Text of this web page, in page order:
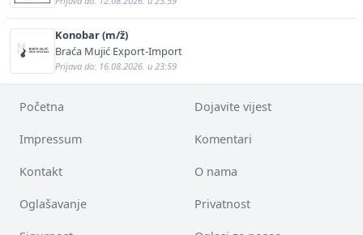
Konobar (m/ž)
Braća Mujić Export-Import
Prijava do: 16.08.2026. u 23:59
Početna Dojavite vijest
Impressum Komentari
Kontakt O nama
Oglašavanje Privatnost